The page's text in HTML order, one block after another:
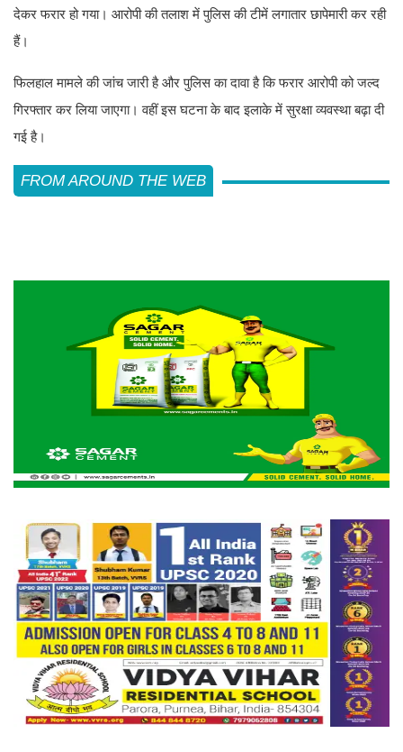
देकर फरार हो गया। आरोपी की तलाश में पुलिस की टीमें लगातार छापेमारी कर रही
हैं।
फिलहाल मामले की जांच जारी है और पुलिस का दावा है कि फरार आरोपी को जल्द
गिरफ्तार कर लिया जाएगा। वहीं इस घटना के बाद इलाके में सुरक्षा व्यवस्था बढ़ा दी
गई है।
FROM AROUND THE WEB